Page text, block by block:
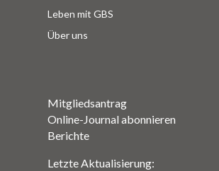
Leben mit GBS
Über uns
Mitgliedsantrag
Online-Journal abonnieren
Berichte
Letzte Aktualisierung: